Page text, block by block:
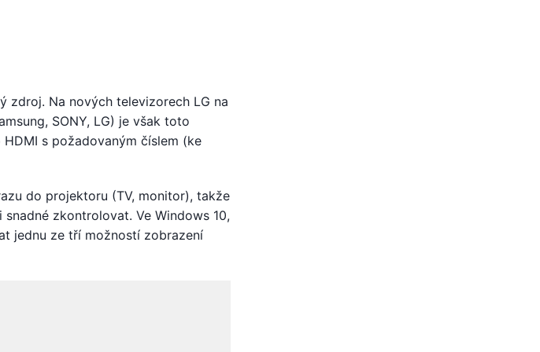
zdroj. Na nových televizorech LG na
SONY, LG) je však toto
s požadovaným číslem (ke
do projektoru (TV, monitor), takže
zkontrolovat. Ve Windows 10,
jednu ze tří možností zobrazení